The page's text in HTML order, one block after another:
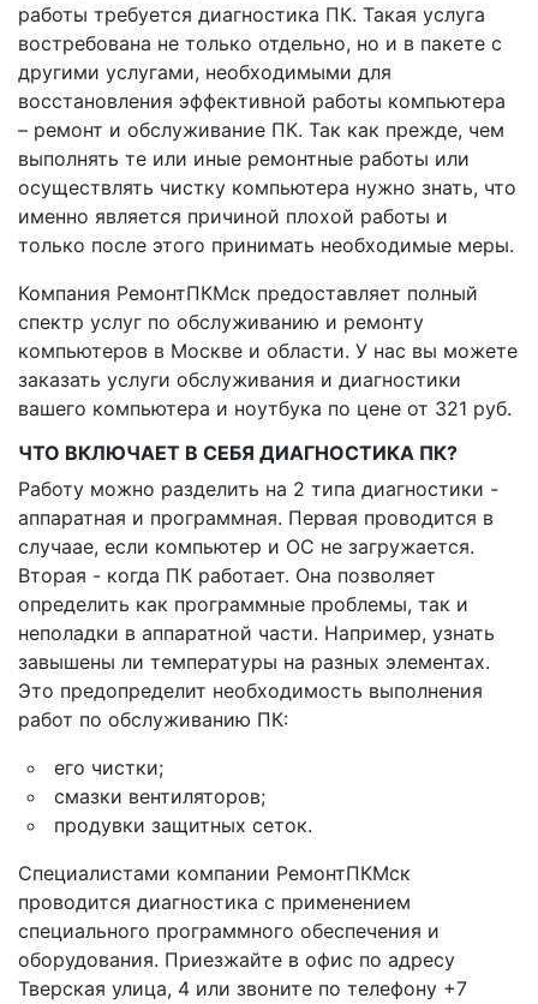
работы требуется диагностика ПК. Такая услуга
востребована не только отдельно, но и в пакете с
другими услугами, необходимыми для
восстановления эффективной работы компьютера
– ремонт и обслуживание ПК. Так как прежде, чем
выполнять те или иные ремонтные работы или
осуществлять чистку компьютера нужно знать, что
именно является причиной плохой работы и
только после этого принимать необходимые меры.
Компания РемонтПКМск предоставляет полный
спектр услуг по обслуживанию и ремонту
компьютеров в Москве и области. У нас вы можете
заказать услуги обслуживания и диагностики
вашего компьютера и ноутбука по цене от 321 руб.
ЧТО ВКЛЮЧАЕТ В СЕБЯ ДИАГНОСТИКА ПК?
Работу можно разделить на 2 типа диагностики -
аппаратная и программная. Первая проводится в
случаае, если компьютер и ОС не загружается.
Вторая - когда ПК работает. Она позволяет
определить как программные проблемы, так и
неполадки в аппаратной части. Например, узнать
завышены ли температуры на разных элементах.
Это предопределит необходимость выполнения
работ по обслуживанию ПК:
его чистки;
смазки вентиляторов;
продувки защитных сеток.
Специалистами компании РемонтПКМск
проводится диагностика с применением
специального программного обеспечения и
оборудования. Приезжайте в офис по адресу
Тверская улица, 4 или звоните по телефону +7